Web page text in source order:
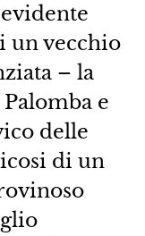
un vecchio
– la
e
delle
di un